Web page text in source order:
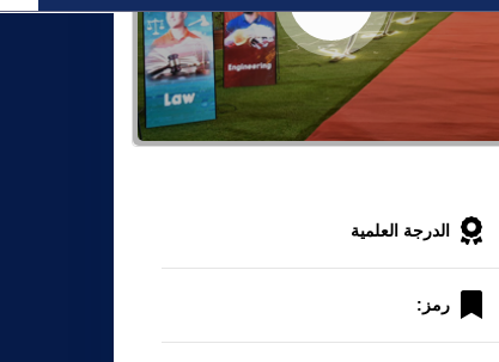
الدرجة العلمية
رمز: